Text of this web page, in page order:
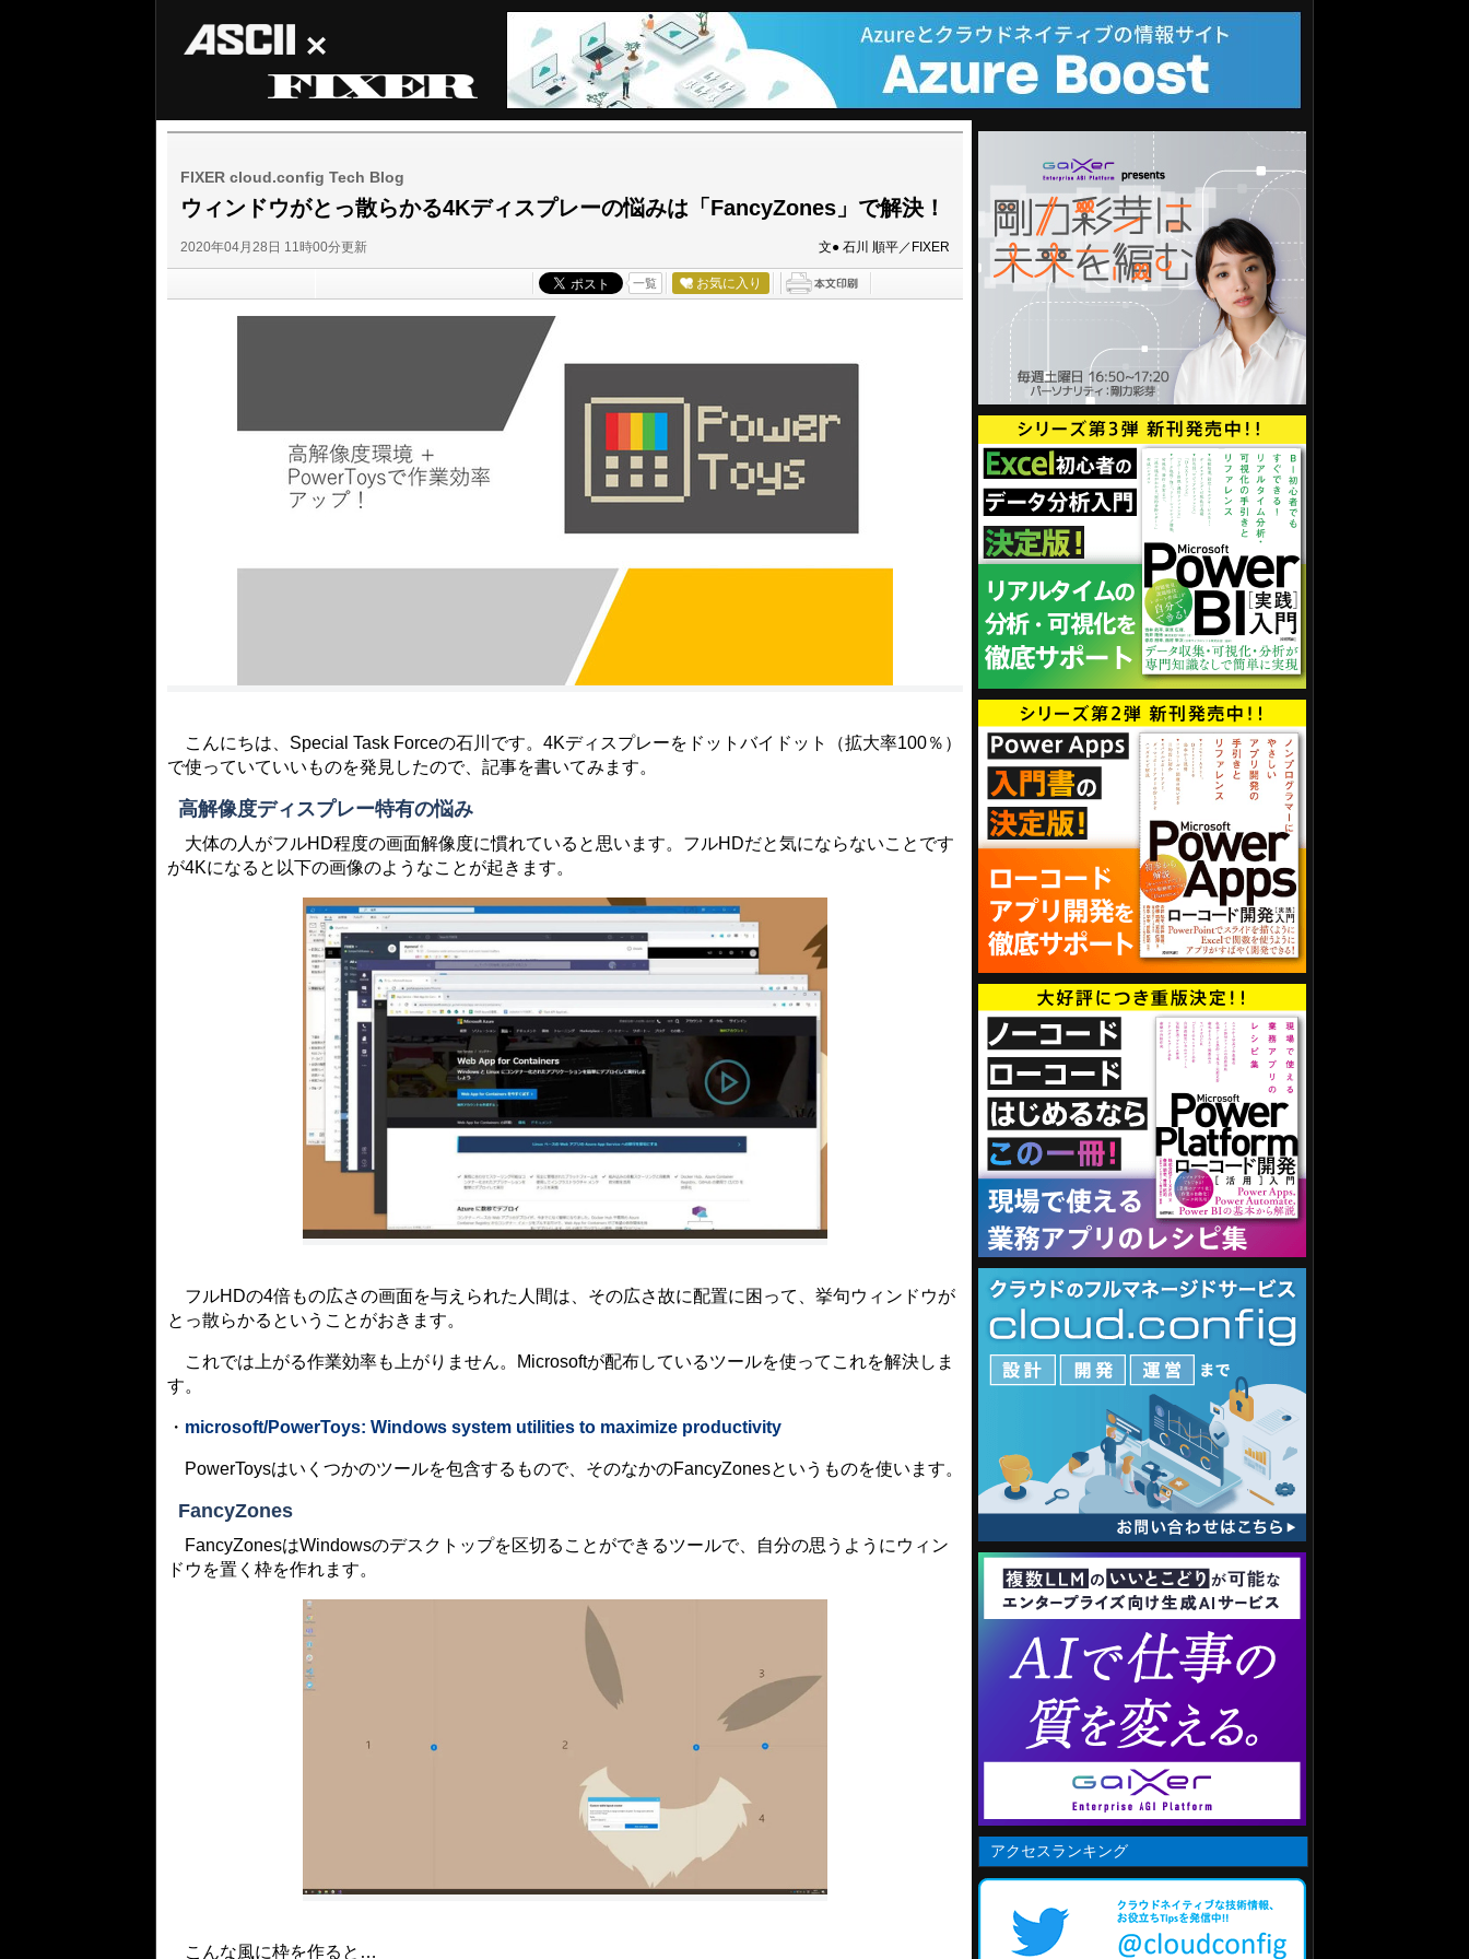
FIXER
FIXER cloud.config Tech Blog
ウィンドウがとっ散らかる4Kディスプレーの悩みは「FancyZones」で解決！
2020年04月28日 11時00分更新 文● 石川 順平／FIXER
一覧 お気に入り
こんにちは、Special Task Forceの石川です。4Kディスプレーをドットバイドット（拡大率100％）
で使っていていいものを発見したので、記事を書いてみます。
高解像度ディスプレー特有の悩み
大体の人がフルHD程度の画面解像度に慣れていると思います。フルHDだと気にならないことです
が4Kになると以下の画像のようなことが起きます。
フルHDの4倍もの広さの画面を与えられた人間は、その広さ故に配置に困って、挙句ウィンドウが
とっ散らかるということがおきます。
これでは上がる作業効率も上がりません。Microsoftが配布しているツールを使ってこれを解決しま
す。
・ microsoft/PowerToys: Windows system utilities to maximize productivity
PowerToysはいくつかのツールを包含するもので、そのなかのFancyZonesというものを使います。
FancyZones
FancyZonesはWindowsのデスクトップを区切ることができるツールで、自分の思うようにウィン
ドウを置く枠を作れます。
こんな風に枠を作ると…
アクセスランキング